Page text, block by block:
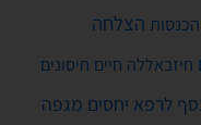
הכנסות הצלחה
חיזבאללה חיים חיסונים
לרפא יחסים מגפה